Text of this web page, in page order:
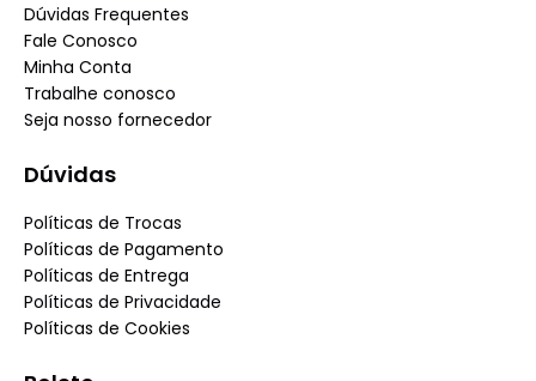
Dúvidas Frequentes
Fale Conosco
Minha Conta
Trabalhe conosco
Seja nosso fornecedor
Dúvidas
Políticas de Trocas
Políticas de Pagamento
Políticas de Entrega
Políticas de Privacidade
Políticas de Cookies